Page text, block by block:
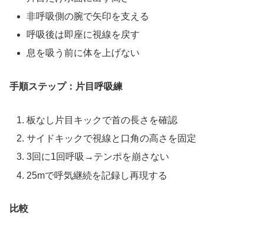
非呼吸側の腕で矢印を支える
呼吸後は即座に視線を戻す
息を吸う前に体を上げない
手順ステップ：片目呼吸練
板なし片目キックで首の長さを確認
サイドキックで視線と口角の高さを固定
3回に1回呼吸→テンポを崩さない
25mで呼気継続を記録し再現する
比較